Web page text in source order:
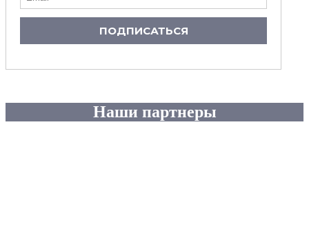
ПОДПИСАТЬСЯ
Наши партнеры